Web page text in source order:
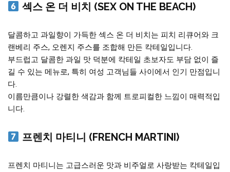
섹스 온 더 비치 (SEX ON THE BEACH)
달콤하고 과일향이 가득한 섹스 온 더 비치는 피치 리큐어와 크
랜베리 주스, 오렌지 주스를 조합해 만든 칵테일입니다.
부드럽고 달콤한 과일 맛 덕분에 칵테일 초보자도 부담 없이 즐
길 수 있는 메뉴로, 특히 여성 고객님들 사이에서 인기 만점입니
다.
이름만큼이나 강렬한 색감과 함께 트로피컬한 느낌이 매력적입
니다.
프렌치 마티니 (FRENCH MARTINI)
프렌치 마티니는 고급스러운 맛과 비주얼로 사랑받는 칵테일입